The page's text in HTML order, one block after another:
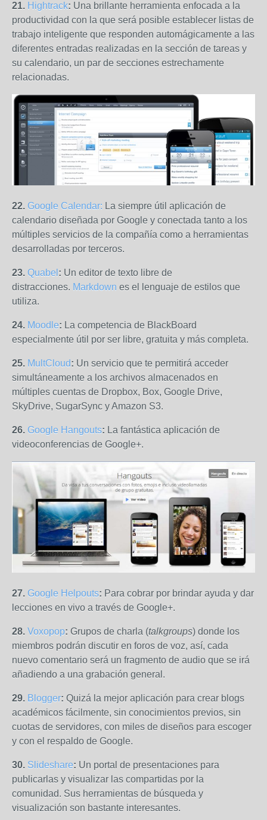
21. Hightrack: Una brillante herramienta enfocada a la
productividad con la que será posible establecer listas de
trabajo inteligente que responden automágicamente a las
diferentes entradas realizadas en la sección de tareas y
su calendario, un par de secciones estrechamente
relacionadas.
22. Google Calendar: La siempre útil aplicación de
calendario diseñada por Google y conectada tanto a los
múltiples servicios de la compañía como a herramientas
desarrolladas por terceros.
23. Quabel : Un editor de texto libre de
distracciones. Markdown es el lenguaje de estilos que
utiliza.
24. Moodle: La competencia de BlackBoard
especialmente útil por ser libre, gratuita y más completa.
25. MultCloud: Un servicio que te permitirá acceder
simultáneamente a los archivos almacenados en
múltiples cuentas de Dropbox, Box, Google Drive,
SkyDrive, SugarSync y Amazon S3.
26. Google Hangouts: La fantástica aplicación de
videoconferencias de Google+.
27. Google Helpouts: Para cobrar por brindar ayuda y dar
lecciones en vivo a través de Google+.
28. Voxopop: Grupos de charla (talkgroups) donde los
miembros podrán discutir en foros de voz, así, cada
nuevo comentario será un fragmento de audio que se irá
añadiendo a una grabación general.
29. Blogger: Quizá la mejor aplicación para crear blogs
académicos fácilmente, sin conocimientos previos, sin
cuotas de servidores, con miles de diseños para escoger
y con el respaldo de Google.
30. Slideshare: Un portal de presentaciones para
publicarlas y visualizar las compartidas por la
comunidad. Sus herramientas de búsqueda y
visualización son bastante interesantes.